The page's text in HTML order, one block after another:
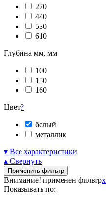
270
440
530
610
Глубина мм, мм
100
150
160
Цвет?
белый
металлик
▾ Все характеристики
▴ Свернуть
Применить фильтр
Внимание! применен фильтрx
Показывать по: